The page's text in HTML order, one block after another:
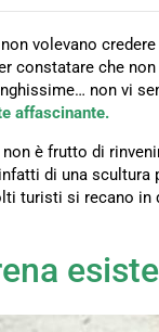
volevano
constatare che
non vi
affascinante.
è frutto di
di una scultura
turisti si recano in